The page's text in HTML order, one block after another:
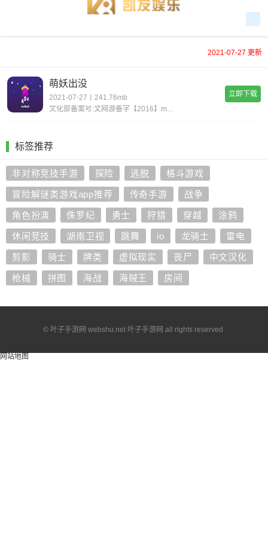
2021-07-27 更新
萌妖出没
2021-07-27丨241.76mb
文化部备案号:文网游备字【2016】m-csg 7666 口袋妖怪改编，精灵宝可梦全新大作！《萌妖出没》强势来袭。游戏拥有全新的故事剧情，小智挑战裂空座失败后，穿越时空来到一片新大陆，为了回到原来
立即下载
标签推荐
非对称竞技手游 探险 逃脱 格斗游戏
冒险解谜类游戏app推荐 传奇手游 战争
角色扮演 侏罗纪 勇士 狩猎 穿越 涂鸦
休闲竞技 湖南卫视 跳舞 io 龙骑士 雷电
剪影 骑士 牌类 虚拟现实 丧尸 中文汉化
枪械 拼图 海战 海贼王 房间
© 叶子手游网 webshu.net 叶子手游网 all rights reserved.
网站地图